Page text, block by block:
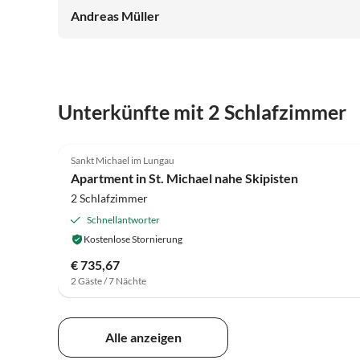
Andreas Müller
Unterkünfte mit 2 Schlafzimmer
Sankt Michael im Lungau
Apartment in St. Michael nahe Skipisten
2 Schlafzimmer
Schnellantworter
Kostenlose Stornierung
€ 735,67
2 Gäste / 7 Nächte
Alle anzeigen